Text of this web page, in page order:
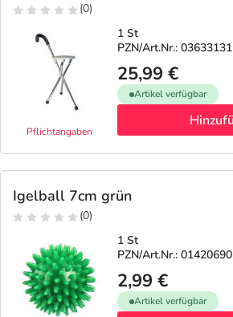
(0)
Pflichtangaben
1 St
PZN/Art.Nr.: 03633131
25,99 €
Artikel verfügbar
Igelball 7cm grün
(0)
1 St
PZN/Art.Nr.: 01420690
2,99 €
Artikel verfügbar